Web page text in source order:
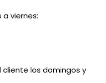
a viernes:
cliente los domingos y